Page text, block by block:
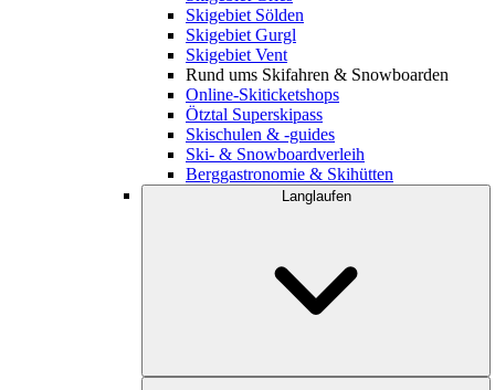
Skigebiet Sölden
Skigebiet Gurgl
Skigebiet Vent
Rund ums Skifahren & Snowboarden
Online-Skiticketshops
Ötztal Superskipass
Skischulen & -guides
Ski- & Snowboardverleih
Berggastronomie & Skihütten
Langlaufen